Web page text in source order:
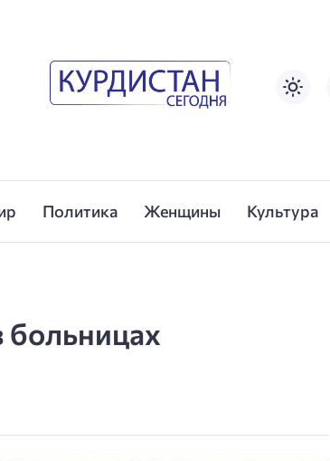
Политика Женщины Культура
больницах